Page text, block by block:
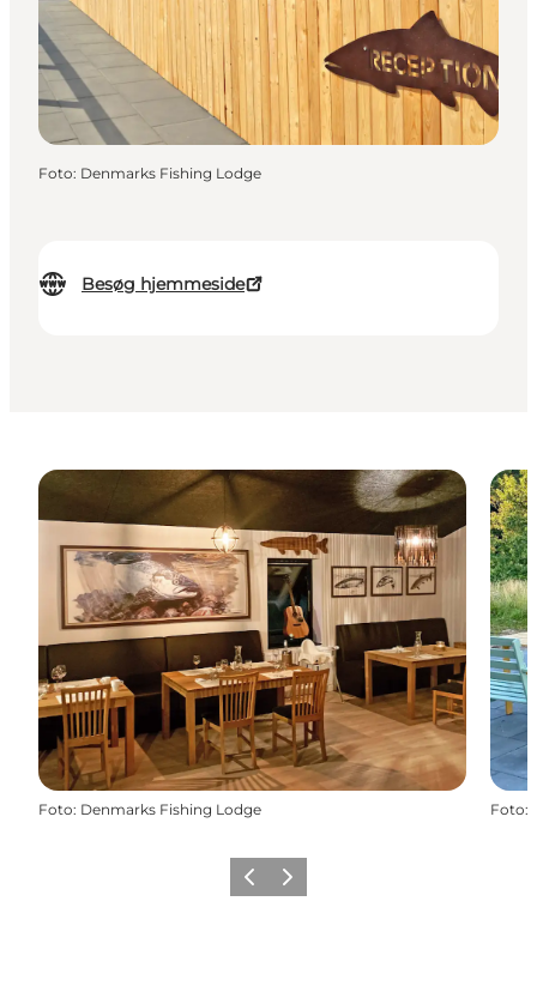
Besøg hjemmeside
Foto: Denmarks Fishing Lodge
Foto: Denmarks Fishing Lodge Foto:
ForrigeNæste